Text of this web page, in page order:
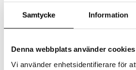
Samtycke Information
Denna webbplats använder cookies
Vi använder enhetsidentifierare för
Handla smart – få 10%
✔ Ingen rabattkod behövs
✔ Dras automatiskt i kassan